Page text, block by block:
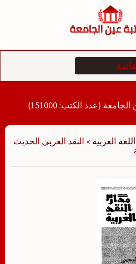
(عدد الكتب: 151000)
اللغة العربية » النقد العربي الحديث